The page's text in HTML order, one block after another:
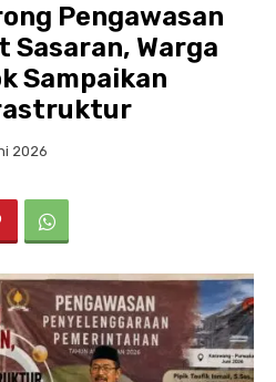
Pengawasan
Sasaran, Warga
Sampaikan
2026